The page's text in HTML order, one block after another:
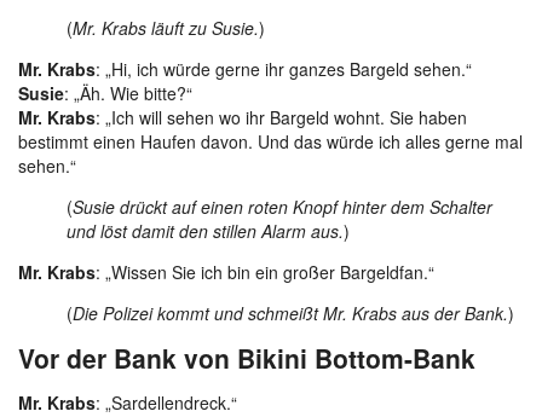
(Mr. Krabs läuft zu Susie.)
Mr. Krabs: „Hi, ich würde gerne ihr ganzes Bargeld sehen.“
Susie: „Äh. Wie bitte?“
Mr. Krabs: „Ich will sehen wo ihr Bargeld wohnt. Sie haben
bestimmt einen Haufen davon. Und das würde ich alles gerne mal
sehen.“
(Susie drückt auf einen roten Knopf hinter dem Schalter
und löst damit den stillen Alarm aus.)
Mr. Krabs: „Wissen Sie ich bin ein großer Bargeldfan.“
(Die Polizei kommt und schmeißt Mr. Krabs aus der Bank.)
Vor der Bank von Bikini Bottom-Bank
Mr. Krabs: „Sardellendreck.“